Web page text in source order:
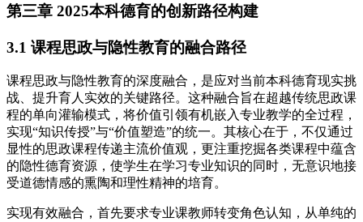
第三章 2025本科德育的创新路径构建
3.1 课程思政与隐性教育的融合路径
课程思政与隐性教育的深度融合，是应对当前本科德育现实挑
战、提升育人实效的关键路径。这种融合旨在超越传统思政课
程的单向灌输模式，将价值引领有机嵌入专业教学的全过程，
实现“知识传授”与“价值塑造”的统一。其核心在于，不仅通过
显性的思政课程传递主流价值观，更注重挖掘各类课程中蕴含
的隐性德育资源，使学生在学习专业知识的同时，无意识地接
受道德情感的熏陶和理性精神的培育。
实现有效融合，首先要求专业课教师转变角色认知，从单纯的